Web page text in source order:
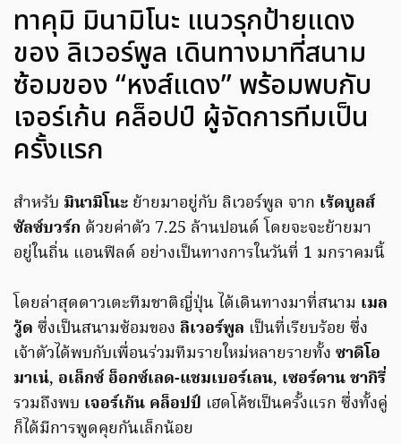
ทาคุมิ มินามิโนะ แนวรุกป้ายแดง
ของ ลิเวอร์พูล เดินทางมาที่สนาม
ซ้อมของ “หงส์แดง” พร้อมพบกับ
เจอร์เก้น คล็อปป์ ผู้จัดการทีมเป็น
ครั้งแรก
สำหรับ มินามิโนะ ย้ายมาอยู่กับ ลิเวอร์พูล จาก เร้ดบูลส์
ซัลซ์บวร์ก ด้วยค่าตัว 7.25 ล้านปอนด์ โดยจะจะย้ายมา
อยู่ในถิ่น แอนฟิลด์ อย่างเป็นทางการในวันที่ 1 มกราคมนี้
โดยล่าสุดดาวเตะทีมชาติญี่ปุ่น ได้เดินทางมาที่สนาม เมล
วู้ด ซึ่งเป็นสนามซ้อมของ ลิเวอร์พูล เป็นที่เรียบร้อย ซึ่ง
เจ้าตัวได้พบกับเพื่อนร่วมทีมรายใหม่หลายรายทั้ง ซาดิโอ
มาเน่, อเล็กซ์ อ็อกซ์เลด-แชมเบอร์เลน, เซอร์ดาน ชากิรี่
รวมถึงพบ เจอร์เก้น คล็อปป์ เฮดโค้ชเป็นครั้งแรก ซึ่งทั้งคู่
ก็ได้มีการพูดคุยกันเล็กน้อย